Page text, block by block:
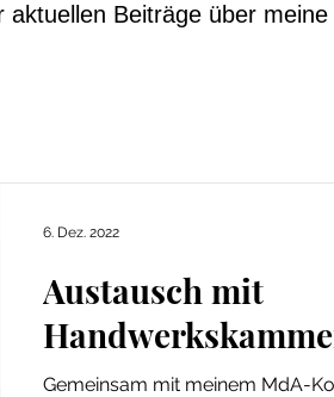
Beiträge über meine
Austausch mit
Gemeinsam mit meinem MdA-
6. Dez. 2022